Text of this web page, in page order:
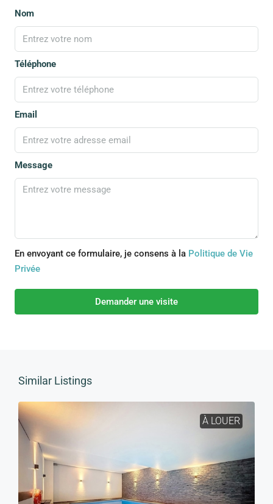
Nom
Téléphone
Email
Message
En envoyant ce formulaire, je consens à la Politique de Vie
Privée
Demander une visite
Similar Listings
À LOUER